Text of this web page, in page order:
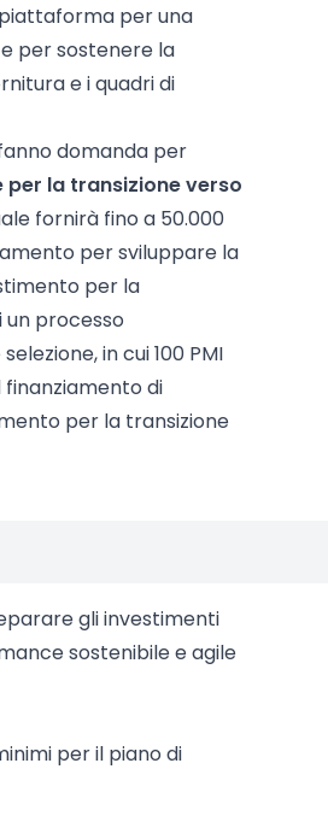
per una
per sostenere la
e i quadri di
domanda per
la transizione verso
fornirà fino a 50.000
per sviluppare la
per la
un processo
in cui 100 PMI
di
per la transizione
gli investimenti
sostenibile e agile
per il piano di